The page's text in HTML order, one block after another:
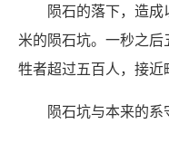
陨石的落下，造
米的陨石坑。一秒之
牲者超过五百人，接
陨石坑与本来的